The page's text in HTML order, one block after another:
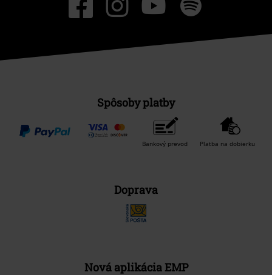
Spôsoby platby
Bankový prevod Platba na dobierku
Doprava
Nová aplikácia EMP